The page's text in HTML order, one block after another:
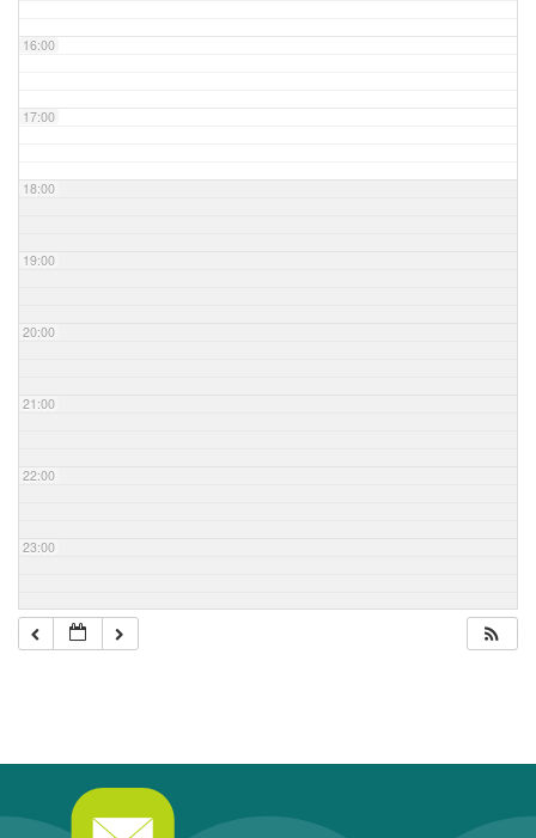
16:00
17:00
18:00
19:00
20:00
21:00
22:00
23:00